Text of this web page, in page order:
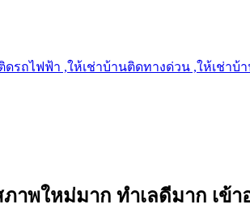
ดรถไฟฟ้า ,ให้เช่าบ้านติดทางด่วน ,ให้เช่า
าพใหม่มาก ทำเลดีมาก เข้า